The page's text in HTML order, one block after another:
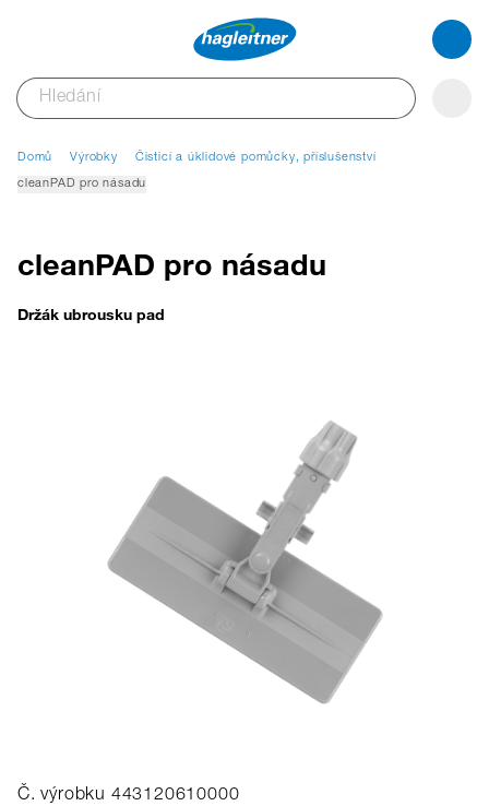
Domů Výrobky Čisticí a úklidové pomůcky, příslušenství
cleanPAD pro násadu
cleanPAD pro násadu
Držák ubrousku pad
Č. výrobku 443120610000